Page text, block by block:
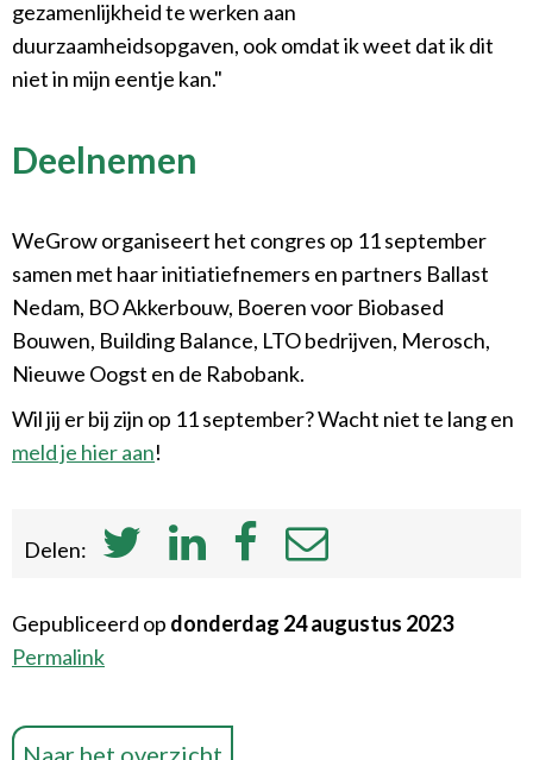
gezamenlijkheid te werken aan
duurzaamheidsopgaven, ook omdat ik weet dat ik dit
niet in mijn eentje kan."
Deelnemen
WeGrow organiseert het congres op 11 september
samen met haar initiatiefnemers en partners Ballast
Nedam, BO Akkerbouw, Boeren voor Biobased
Bouwen, Building Balance, LTO bedrijven, Merosch,
Nieuwe Oogst en de Rabobank.
Wil jij er bij zijn op 11 september? Wacht niet te lang en
meld je hier aan!
Delen:
Gepubliceerd op donderdag 24 augustus 2023
Permalink